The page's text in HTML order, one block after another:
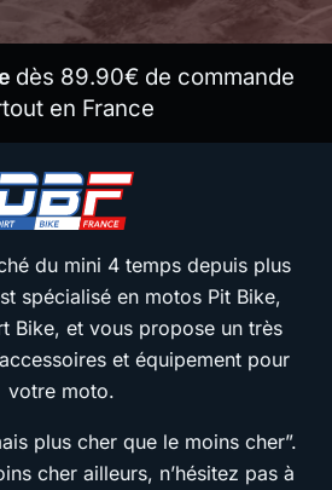
dès 89.90€ de commande
en France
du mini 4 temps depuis plus
spécialisé en motos Pit Bike,
Bike, et vous propose un très
et équipement pour
votre moto.
plus cher que le moins cher”.
cher ailleurs, n’hésitez pas à